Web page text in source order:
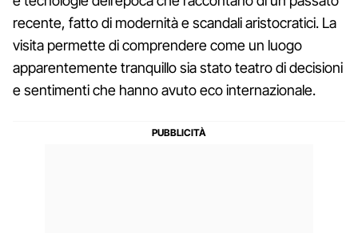
recente, fatto di modernità e scandali aristocratici. La
visita permette di comprendere come un luogo
apparentemente tranquillo sia stato teatro di decisioni
e sentimenti che hanno avuto eco internazionale.